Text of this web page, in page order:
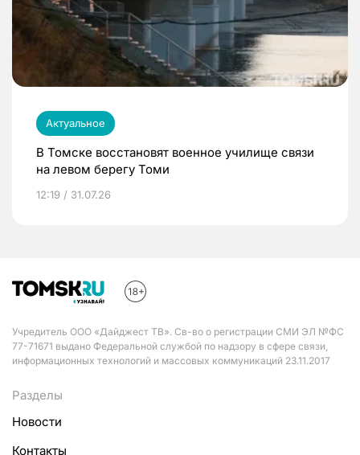
Актуальное
В Томске восстановят военное училище связи
на левом берегу Томи
12:19 / 31.07.26
Учредитель ООО «Дайджест ТВ». Св-во о регистрации СМИ ЭЛ №ФС
77-71671 выдано Федеральной службой по надзору в сфере связи,
информационных технологий и массовых коммуникаций 23.11.2017
Разделы
Новости
Контакты